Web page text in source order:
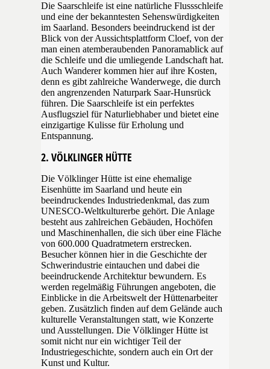
Die Saarschleife ist eine natürliche Flussschleife
und eine der bekanntesten Sehenswürdigkeiten
im Saarland. Besonders beeindruckend ist der
Blick von der Aussichtsplattform Cloef, von der
man einen atemberaubenden Panoramablick auf
die Schleife und die umliegende Landschaft hat.
Auch Wanderer kommen hier auf ihre Kosten,
denn es gibt zahlreiche Wanderwege, die durch
den angrenzenden Naturpark Saar-Hunsrück
führen. Die Saarschleife ist ein perfektes
Ausflugsziel für Naturliebhaber und bietet eine
einzigartige Kulisse für Erholung und
Entspannung.
2. VÖLKLINGER HÜTTE
Die Völklinger Hütte ist eine ehemalige
Eisenhütte im Saarland und heute ein
beeindruckendes Industriedenkmal, das zum
UNESCO-Weltkulturerbe gehört. Die Anlage
besteht aus zahlreichen Gebäuden, Hochöfen
und Maschinenhallen, die sich über eine Fläche
von 600.000 Quadratmetern erstrecken.
Besucher können hier in die Geschichte der
Schwerindustrie eintauchen und dabei die
beeindruckende Architektur bewundern. Es
werden regelmäßig Führungen angeboten, die
Einblicke in die Arbeitswelt der Hüttenarbeiter
geben. Zusätzlich finden auf dem Gelände auch
kulturelle Veranstaltungen statt, wie Konzerte
und Ausstellungen. Die Völklinger Hütte ist
somit nicht nur ein wichtiger Teil der
Industriegeschichte, sondern auch ein Ort der
Kunst und Kultur.